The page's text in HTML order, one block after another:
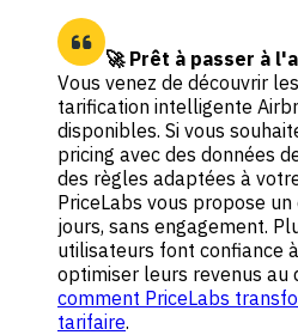
🚀 Prêt à passer à
Vous venez de découvrir
tarification intelligente
disponibles. Si vous
pricing avec des données
des règles adaptées à
PriceLabs vous propose
jours, sans engagement.
utilisateurs font confiance
optimiser leurs revenus au
comment PriceLabs
tarifaire.